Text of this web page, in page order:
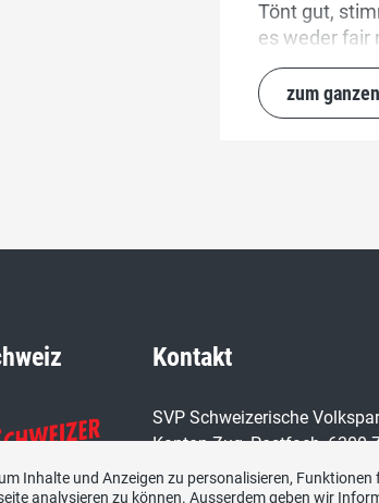
Tönt gut,
es weder fair
zum
Kontakt
SVP Schweizerische
Kanton Zug, Postfach, 6300
E-Mail
Inhalte und Anzeigen zu personalisieren,
analysieren zu können. Ausserdem geben wir